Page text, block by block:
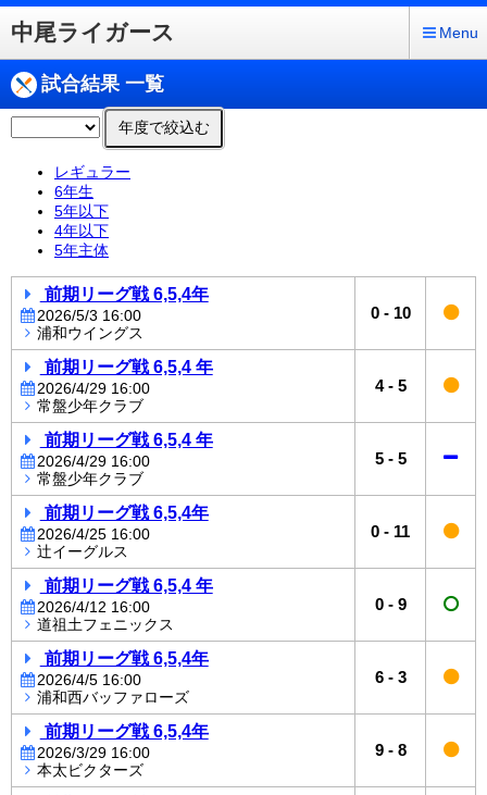
中尾ライガース Menu
試合結果 一覧
年度で絞込む
レギュラー
6年生
5年以下
4年以下
5年主体
前期リーグ戦 6,5,4年
2026/5/3 16:00
浦和ウイングス
0- 10
前期リーグ戦 6,5,4 年
2026/4/29 16:00
常盤少年クラブ
4- 5
前期リーグ戦 6,5,4 年
2026/4/29 16:00
常盤少年クラブ
5- 5
前期リーグ戦 6,5,4年
2026/4/25 16:00
辻イーグルス
0 - 11
前期リーグ戦 6,5,4 年
2026/4/12 16:00
道祖土フェニックス
0- 9
前期リーグ戦 6,5,4年
2026/4/5 16:00
浦和西バッファローズ
6- 3
前期リーグ戦 6,5,4年
2026/3/29 16:00
本太ビクターズ
9- 8